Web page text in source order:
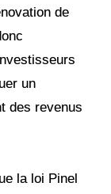
de
un
des revenus
la loi Pinel